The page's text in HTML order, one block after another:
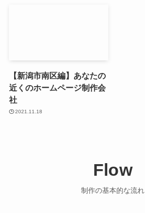
【新潟市南区編】あなたの
近くのホームページ制作会
社
2021.11.18
Flow
制作の基本的な流れ